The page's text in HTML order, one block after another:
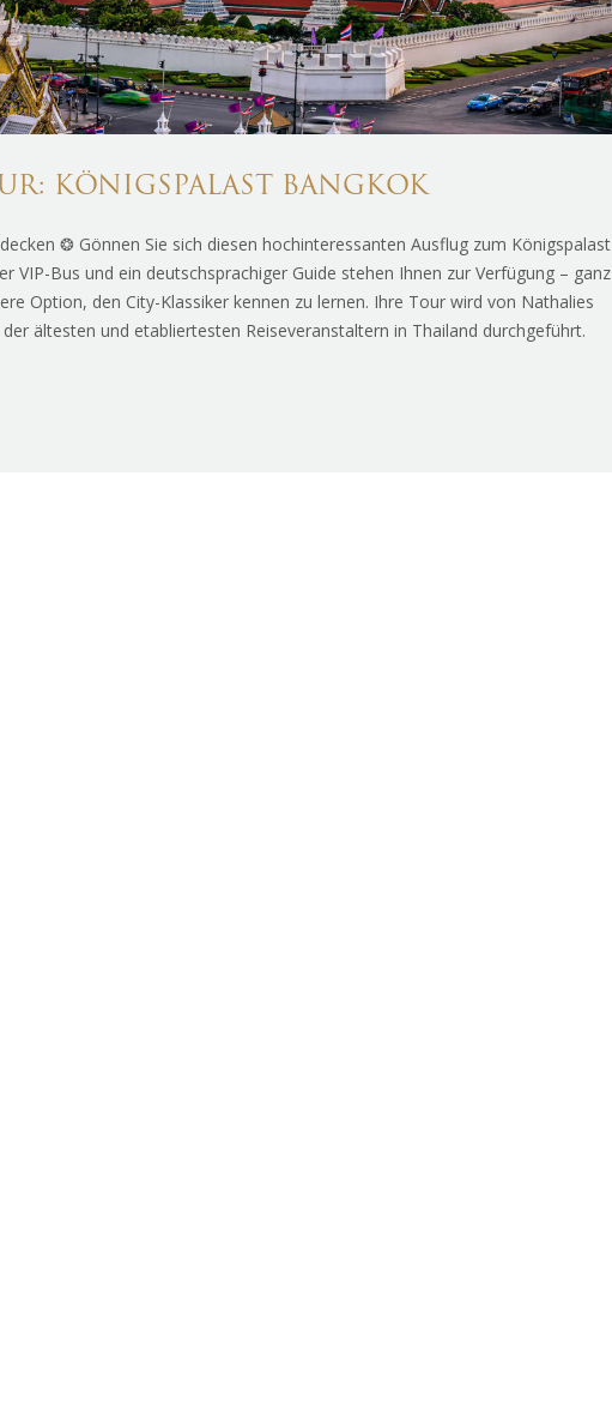
KÖNIGSPALAST BANGKOK
❂ Gönnen Sie sich diesen hochinteressanten Ausflug zum Königspalast
VIP-Bus und ein deutschsprachiger Guide stehen Ihnen zur Verfügung – ganz
Option, den City-Klassiker kennen zu lernen. Ihre Tour wird von Nathalies
ältesten und etabliertesten Reiseveranstaltern in Thailand durchgeführt.